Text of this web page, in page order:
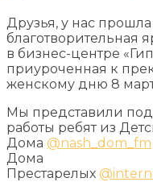
Друзья, у нас прошла
благотворительная
в бизнес-центре
приуроченная к
женскому дню 8
Мы представили
работы ребят из
Дома @nash_dom_fm
Дома
Престарелых